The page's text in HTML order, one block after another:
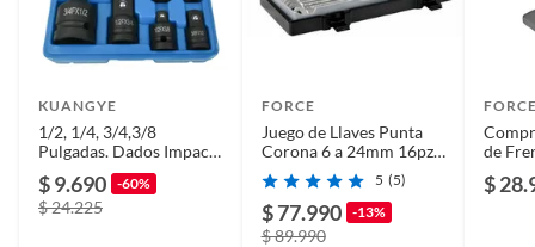
KUANGYE
1/2, 1/4, 3/4,3/8
Pulgadas. Dados Impact
Gun, Paquete De 6
$ 9.690 -60%
$ 24.225
FORCE
Juego de Llaves Punta
Corona 6 a 24mm 16pz
5161 Force
5 (5)
$ 77.990 -13%
$ 89.990
de
$